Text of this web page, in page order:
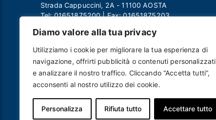
Diamo valore alla tua privacy
Utilizziamo i cookie per migliorare la tua esperienza di
navigazione, offrirti pubblicità o contenuti personalizzati
e analizzare il nostro traffico. Cliccando “Accetta tutti”,
acconsenti al nostro utilizzo dei cookie.
Personalizza Rifiuta tutto Accettare tutto
Strada Cappuccini, 2A - 11100 AOSTA
Tel:01651875200| Fax:01651875203
Mail Responsabile Protezione dei Dati:
rpd@univda.it
Posta certificata:protocollo@pec.univda.it
P.IVA 01040890079 e C.F. 91041130070
Codice Univoco Ufficio: UF2EU2
Nome ufficio: Uff_eFatturaPA
Codice IPA: uvdau_ao